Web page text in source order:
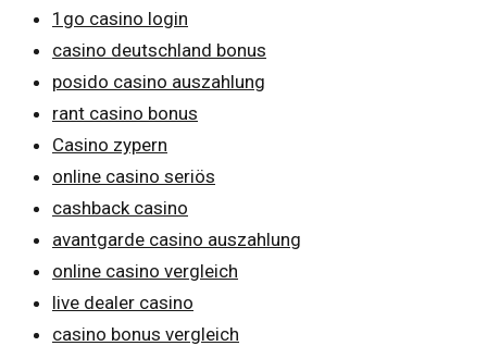
1go casino login
casino deutschland bonus
posido casino auszahlung
rant casino bonus
Casino zypern
online casino seriös
cashback casino
avantgarde casino auszahlung
online casino vergleich
live dealer casino
casino bonus vergleich